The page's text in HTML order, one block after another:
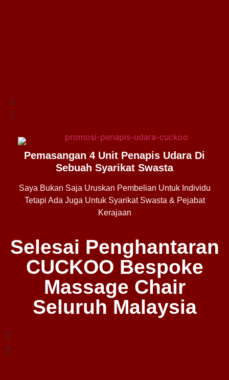
Pemasangan 4 Unit Penapis Udara Di
Sebuah Syarikat Swasta
Saya Bukan Saja Uruskan Pembelian Untuk Individu
Tetapi Ada Juga Untuk Syarikat Swasta & Pejabat
Kerajaan
Selesai Penghantaran
CUCKOO Bespoke
Massage Chair
Seluruh Malaysia